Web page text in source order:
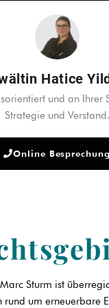
Hatice
und an Ihrer
Strategie und Verstand.
Online Besprechung
Sturm ist
rund um erneuerbare